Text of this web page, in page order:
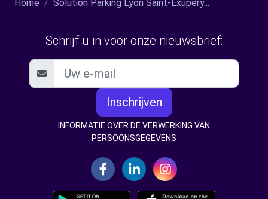
Home Solution Parking Lyon Saint-Exupéry...
Schrijf u in voor onze nieuwsbrief:
Inschrijven
INFORMATIE OVER DE VERWERKING VAN
PERSOONSGEGEVENS